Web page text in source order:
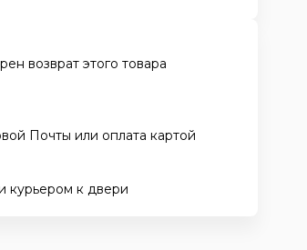
возврат этого товара
Почты или оплата картой
курьером к двери